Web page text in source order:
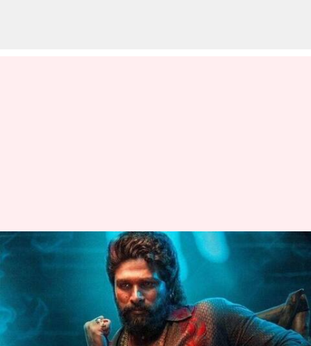
இந்தியாவில்
முன்பதிவிலேயே ₹30
கோடியை அள்ளியது
'புஷ்பா 2'
எழுதியவர் Venkatalakshmi V Dec 02, 2024 03:01 pm